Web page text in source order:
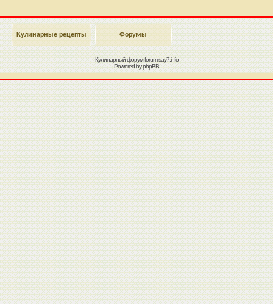
Кулинарные рецепты Форумы
Кулинарный форумforum.say7.info
Powered byphpBB